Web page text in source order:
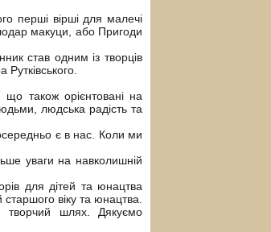
перші вірші для малечі
макуци, або Пригоди
став одним із творців
також орієнтовані на
людська радість та
є в нас. Коли ми
уваги на навколишній
для дітей та юнацтва
віку та юнацтва.
творчий шлях. Дякуємо